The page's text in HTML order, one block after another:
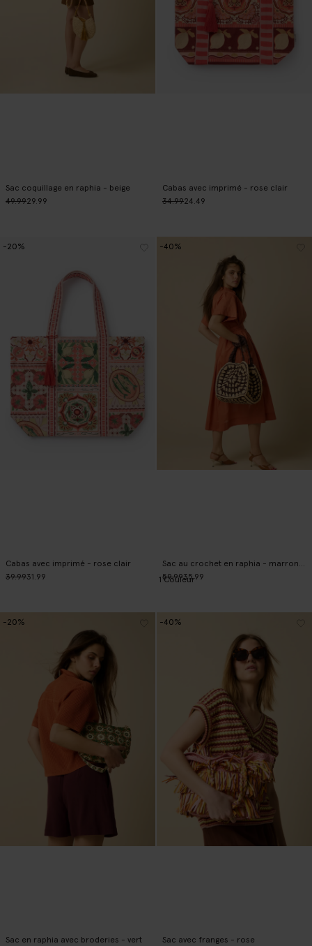
Sac coquillage en raphia - beige
49.9929.99
Cabas avec imprimé - rose clair
34.9924.49
Cabas avec imprimé - rose clair
39.9931.99
-20%
Sac au crochet en raphia - marron foncé
59.9935.99
-40%
1Couleur
Sac en raphia avec broderies - vert
-20%
Sac avec franges - rose
-40%